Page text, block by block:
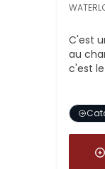
C'est
au
c'est